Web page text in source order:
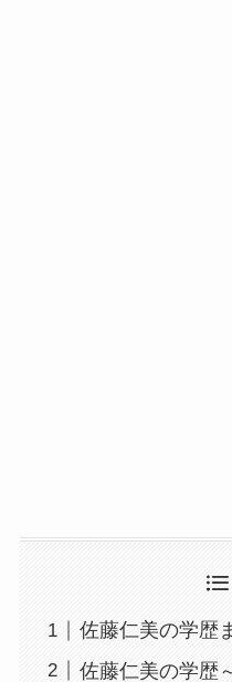
佐藤仁美の学歴
佐藤仁美の学歴